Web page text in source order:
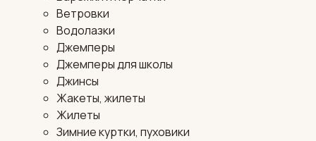
Ветровки
Водолазки
Джемперы
Джемперы для школы
Джинсы
Жакеты, жилеты
Жилеты
Зимние куртки, пуховики